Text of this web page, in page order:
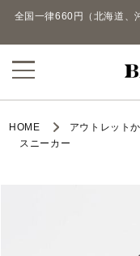
全国一律660円（北海道
HOME アウトレット
スニーカー